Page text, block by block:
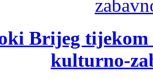
Brijeg tijekom
kulturno-